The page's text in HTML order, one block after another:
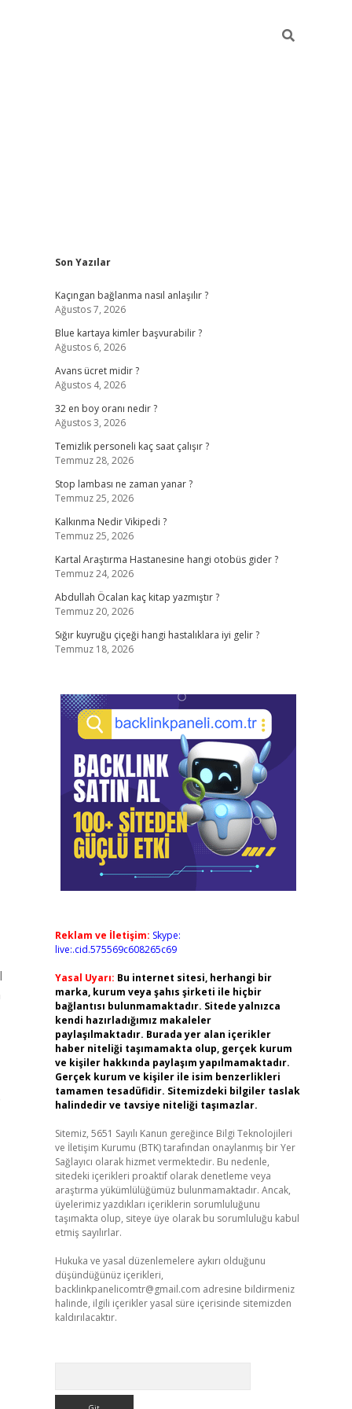
Sidebar
Son Yazılar
Kaçıngan bağlanma nasıl anlaşılır ?
Ağustos 7, 2026
Blue kartaya kimler başvurabilir ?
Ağustos 6, 2026
Avans ücret midir ?
Ağustos 4, 2026
32 en boy oranı nedir ?
Ağustos 3, 2026
Temizlik personeli kaç saat çalışır ?
Temmuz 28, 2026
Stop lambası ne zaman yanar ?
Temmuz 25, 2026
Kalkınma Nedir Vikipedi ?
Temmuz 25, 2026
Kartal Araştırma Hastanesine hangi otobüs gider ?
Temmuz 24, 2026
Abdullah Öcalan kaç kitap yazmıştır ?
Temmuz 20, 2026
Sığır kuyruğu çiçeği hangi hastalıklara iyi gelir ?
Temmuz 18, 2026
Reklam ve İletişim: Skype:
live:.cid.575569c608265c69
Yasal Uyarı: Bu internet sitesi, herhangi bir
marka, kurum veya şahıs şirketi ile hiçbir
bağlantısı bulunmamaktadır. Sitede yalnızca
kendi hazırladığımız makaleler
paylaşılmaktadır. Burada yer alan içerikler
haber niteliği taşımamakta olup, gerçek kurum
ve kişiler hakkında paylaşım yapılmamaktadır.
Gerçek kurum ve kişiler ile isim benzerlikleri
tamamen tesadüfidir. Sitemizdeki bilgiler taslak
halindedir ve tavsiye niteliği taşımazlar.
Sitemiz, 5651 Sayılı Kanun gereğince Bilgi Teknolojileri
ve İletişim Kurumu (BTK) tarafından onaylanmış bir Yer
Sağlayıcı olarak hizmet vermektedir. Bu nedenle,
sitedeki içerikleri proaktif olarak denetleme veya
araştırma yükümlülüğümüz bulunmamaktadır. Ancak,
üyelerimiz yazdıkları içeriklerin sorumluluğunu
taşımakta olup, siteye üye olarak bu sorumluluğu kabul
etmiş sayılırlar.
Hukuka ve yasal düzenlemelere aykırı olduğunu
düşündüğünüz içerikleri,
backlinkpanelicomtr@gmail.com adresine bildirmeniz
halinde, ilgili içerikler yasal süre içerisinde sitemizden
kaldırılacaktır.